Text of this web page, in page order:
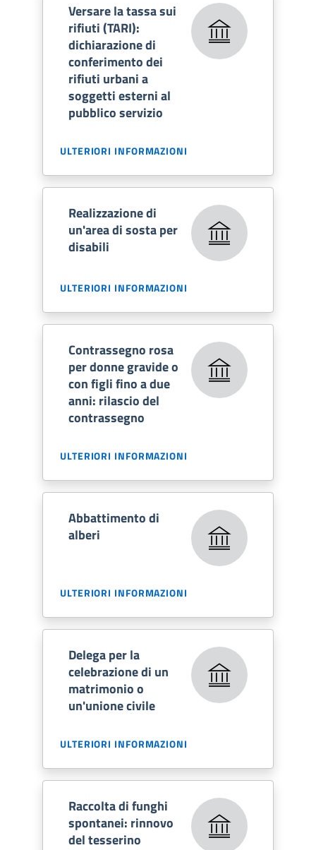
Versare la tassa sui
rifiuti (TARI):
dichiarazione di
conferimento dei
rifiuti urbani a
soggetti esterni al
pubblico servizio
ULTERIORI INFORMAZIONI
Realizzazione di
un'area di sosta per
disabili
ULTERIORI INFORMAZIONI
Contrassegno rosa
per donne gravide o
con figli fino a due
anni: rilascio del
contrassegno
ULTERIORI INFORMAZIONI
Abbattimento di
alberi
ULTERIORI INFORMAZIONI
Delega per la
celebrazione di un
matrimonio o
un'unione civile
ULTERIORI INFORMAZIONI
Raccolta di funghi
spontanei: rinnovo
del tesserino